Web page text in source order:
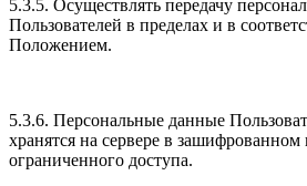
5.3.5. Осуществлять передачу
Пользователей в пределах и в
Положением.
5.3.6. Персональные данные
хранятся на сервере в
ограниченного доступа.